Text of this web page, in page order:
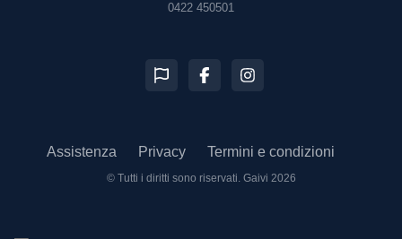
0422 450501
Assistenza Privacy Termini e condizioni
© Tutti i diritti sono riservati. Gaivi 2026